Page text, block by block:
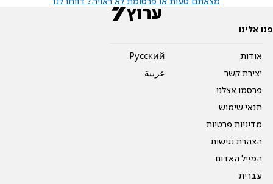
מצאתם טעות או פרסומת לא ראויה? דווחו לנו
פנו אלינו
אודות
יצירת קשר
פרסמו אצלנו
תנאי שימוש
מדיניות פרטיות
הצהרת נגישות
המייל האדום
עברית
Pусский
عربية